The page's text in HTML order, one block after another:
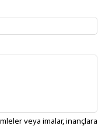
veya imalar, inançlara